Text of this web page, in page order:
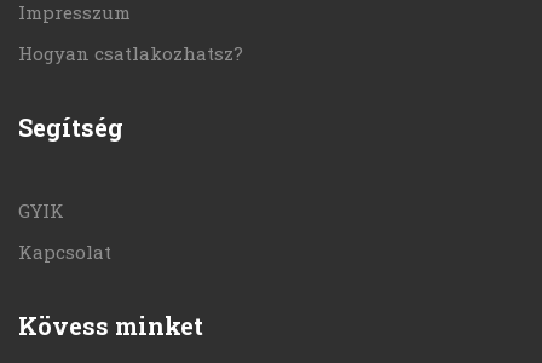
Impresszum
Hogyan csatlakozhatsz?
Segítség
GYIK
Kapcsolat
Kövess minket